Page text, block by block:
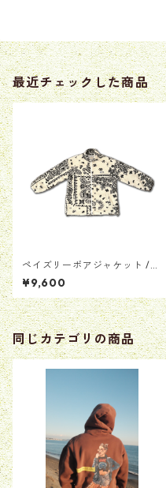
最近チェックした商品
ペイズリーボアジャケット /
ホワイト
¥9,600
同じカテゴリの商品